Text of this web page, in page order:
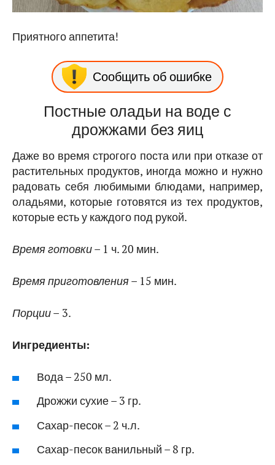
Приятного аппетита!
Сообщить об ошибке
Постные оладьи на воде с
дрожжами без яиц
Даже во время строгого поста или при отказе от
растительных продуктов, иногда можно и нужно
радовать себя любимыми блюдами, например,
оладьями, которые готовятся из тех продуктов,
которые есть у каждого под рукой.
Время готовки– 1 ч. 20 мин.
Время приготовления– 15 мин.
Порции – 3.
Ингредиенты:
Вода – 250 мл.
Дрожжи сухие – 3 гр.
Сахар-песок – 2 ч.л.
Сахар-песок ванильный – 8 гр.